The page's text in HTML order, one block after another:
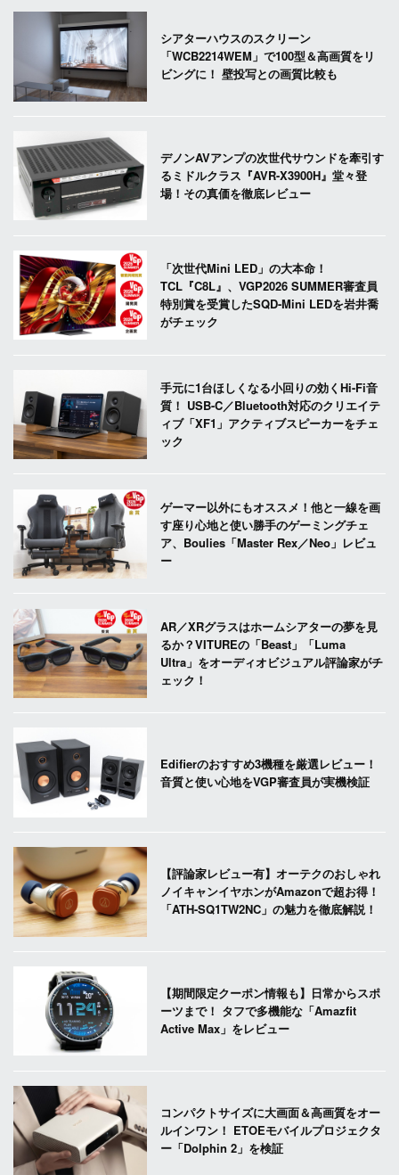
シアターハウスのスクリーン
「WCB2214WEM」で100型＆高画質をリ
ビングに！ 壁投写との画質比較も
デノンAVアンプの次世代サウンドを牽引す
るミドルクラス『AVR-X3900H』堂々登
場！その真価を徹底レビュー
「次世代Mini LED」の大本命！
TCL『C8L』、VGP2026 SUMMER審査員
特別賞を受賞したSQD-Mini LEDを岩井喬
がチェック
手元に1台ほしくなる小回りの効くHi-Fi音
質！ USB-C／Bluetooth対応のクリエイテ
ィブ「XF1」アクティブスピーカーをチェ
ック
ゲーマー以外にもオススメ！他と一線を画
す座り心地と使い勝手のゲーミングチェ
ア、Boulies「Master Rex／Neo」レビュ
ー
AR／XRグラスはホームシアターの夢を見
るか？VITUREの「Beast」「Luma
Ultra」をオーディオビジュアル評論家がチ
ェック！
Edifierのおすすめ3機種を厳選レビュー！
音質と使い心地をVGP審査員が実機検証
【評論家レビュー有】オーテクのおしゃれ
ノイキャンイヤホンがAmazonで超お得！
「ATH-SQ1TW2NC」の魅力を徹底解説！
【期間限定クーポン情報も】日常からスポ
ーツまで！ タフで多機能な「Amazfit
Active Max」をレビュー
コンパクトサイズに大画面＆高画質をオー
ルインワン！ ETOEモバイルプロジェクタ
ー「Dolphin 2」を検証